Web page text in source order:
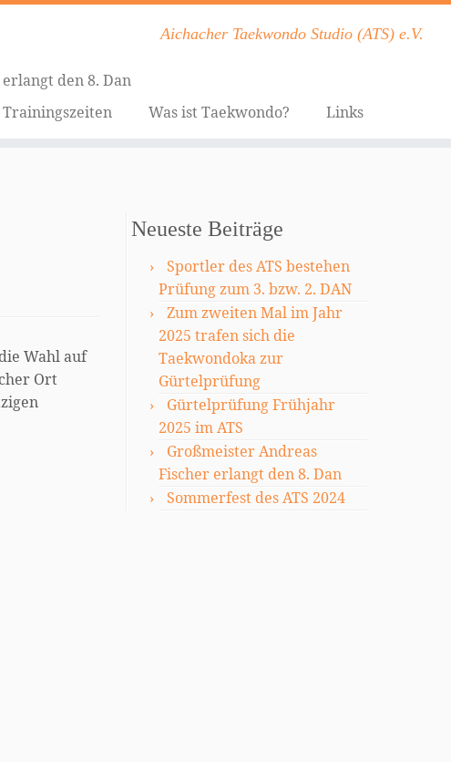
Aichacher Taekwondo Studio (ATS) e.V.
den 8. Dan
Trainingszeiten Was ist Taekwondo? Links
Wahl auf
Ort
Neueste Beiträge
Sportler des ATS bestehen
Prüfung zum 3. bzw. 2. DAN
Zum zweiten Mal im Jahr
2025 trafen sich die
Taekwondoka zur
Gürtelprüfung
Gürtelprüfung Frühjahr
2025 im ATS
Großmeister Andreas
Fischer erlangt den 8. Dan
Sommerfest des ATS 2024